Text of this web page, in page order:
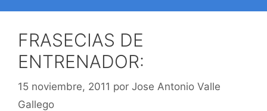
FRASECIAS DE
ENTRENADOR:
15 noviembre, 2011 por Jose Antonio Valle
Gallego